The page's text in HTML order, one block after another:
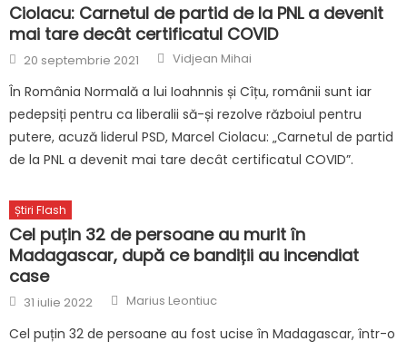
Ciolacu: Carnetul de partid de la PNL a devenit
mai tare decât certificatul COVID
Posted
on
20 septembrie 2021 Author
Vidjean Mihai
În România Normală a lui Ioahnnis și Cîțu, românii sunt iar
pedepsiți pentru ca liberalii să-și rezolve războiul pentru
putere, acuză liderul PSD, Marcel Ciolacu: „Carnetul de partid
de la PNL a devenit mai tare decât certificatul COVID”.
Știri Flash
Cel puțin 32 de persoane au murit în
Madagascar, după ce bandiții au incendiat
case
Posted
on
31 iulie 2022 Author
Marius Leontiuc
Cel puțin 32 de persoane au fost ucise în Madagascar, într-o